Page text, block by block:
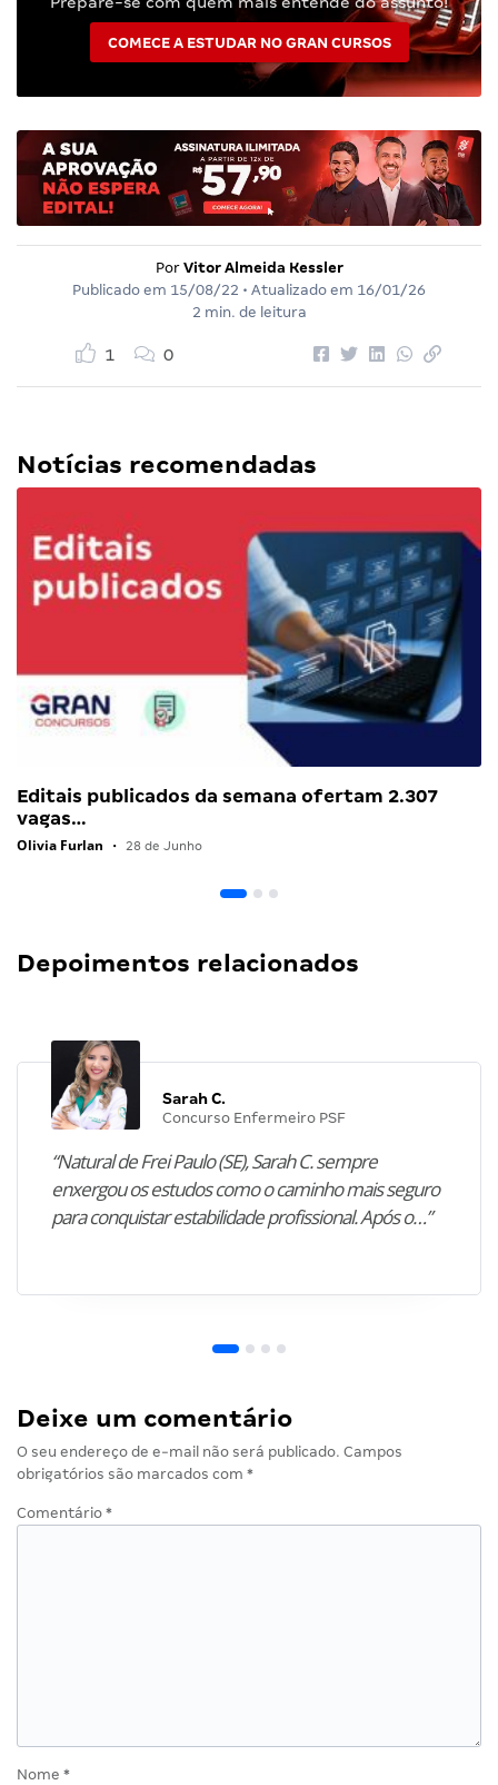
COMECE A ESTUDAR NO GRAN CURSOS
Por Vitor Almeida Kessler
Publicado em 15/08/22 • Atualizado em 16/01/26
2 min. de leitura
1 0
Notícias recomendadas
Editais publicados da semana ofertam 2.307
vagas…
Olivia Furlan • 28 de Junho
Depoimentos relacionados
Sarah C.
Concurso Enfermeiro PSF
“Natural de Frei Paulo (SE), Sarah C. sempre
enxergou os estudos como o caminho mais seguro
para conquistar estabilidade profissional. Após o…”
Deixe um comentário
O seu endereço de e-mail não será publicado. Campos
obrigatórios são marcados com *
Comentário *
Nome *